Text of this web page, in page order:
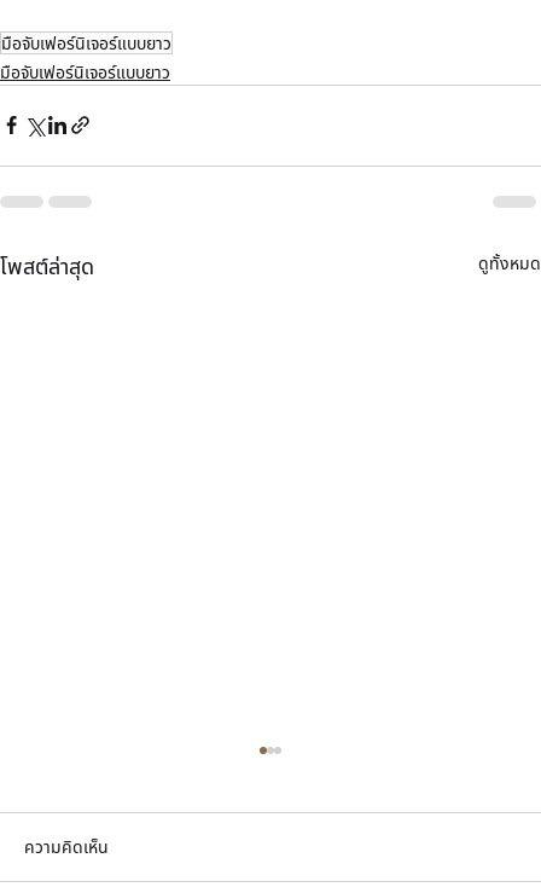
มือจับเฟอร์นิเจอร์แบบยาว
มือจับเฟอร์นิเจอร์แบบยาว
โพสต์ล่าสุด ดูทั้งหมด
ความคิดเห็น